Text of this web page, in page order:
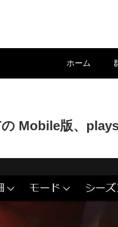
ホーム
Mobile版、